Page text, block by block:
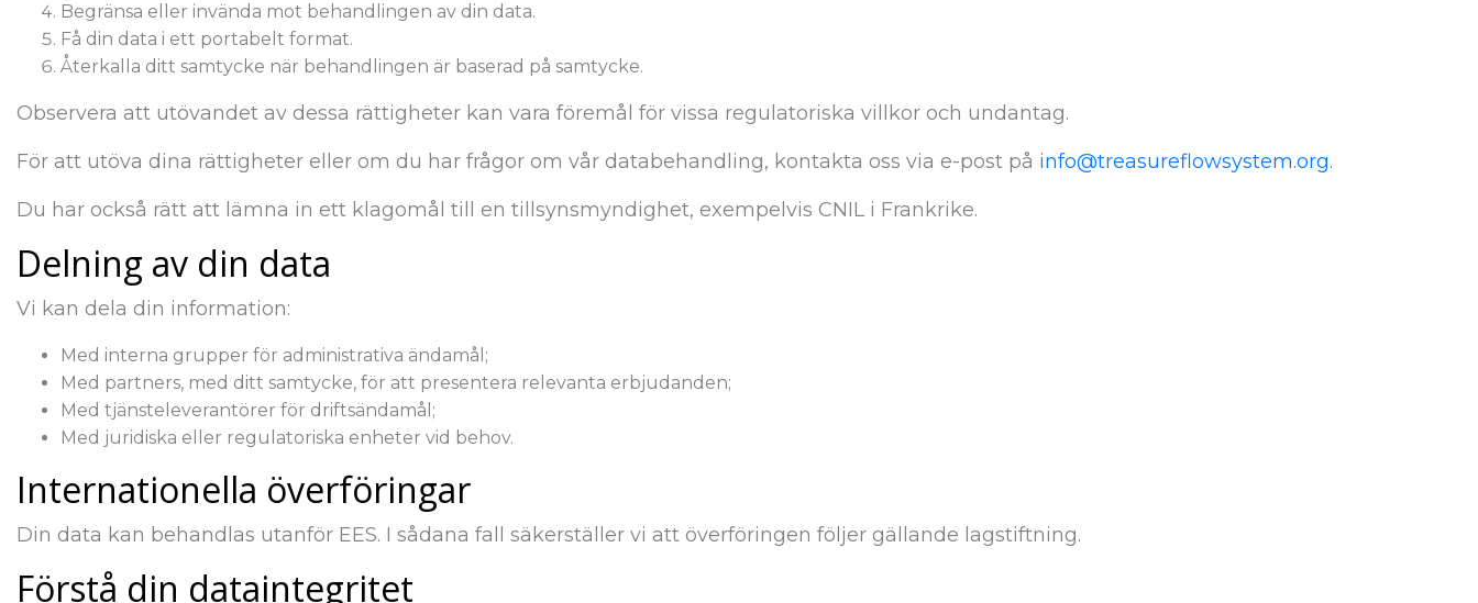
Begränsa eller invända mot behandlingen av din data.
Få din data i ett portabelt format.
Återkalla ditt samtycke när behandlingen är baserad på samtycke.
Observera att utövandet av dessa rättigheter kan vara föremål för vissa regulatoriska villkor och undantag.
För att utöva dina rättigheter eller om du har frågor om vår databehandling, kontakta oss via e-post på info@treasureflowsystem.org.
Du har också rätt att lämna in ett klagomål till en tillsynsmyndighet, exempelvis CNIL i Frankrike.
Delning av din data
Vi kan dela din information:
Med interna grupper för administrativa ändamål;
Med partners, med ditt samtycke, för att presentera relevanta erbjudanden;
Med tjänsteleverantörer för driftsändamål;
Med juridiska eller regulatoriska enheter vid behov.
Internationella överföringar
Din data kan behandlas utanför EES. I sådana fall säkerställer vi att överföringen följer gällande lagstiftning.
Förstå din dataintegritet